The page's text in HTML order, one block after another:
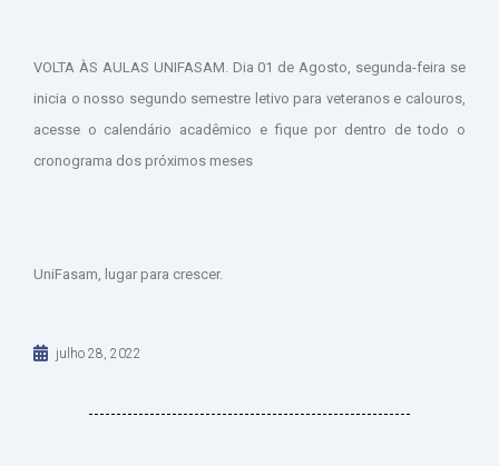
VOLTA ÀS AULAS UNIFASAM. Dia 01 de Agosto, segunda-feira se
inicia o nosso segundo semestre letivo para veteranos e calouros,
acesse o calendário acadêmico e fique por dentro de todo o
cronograma dos próximos meses
UniFasam, lugar para crescer.
julho 28, 2022